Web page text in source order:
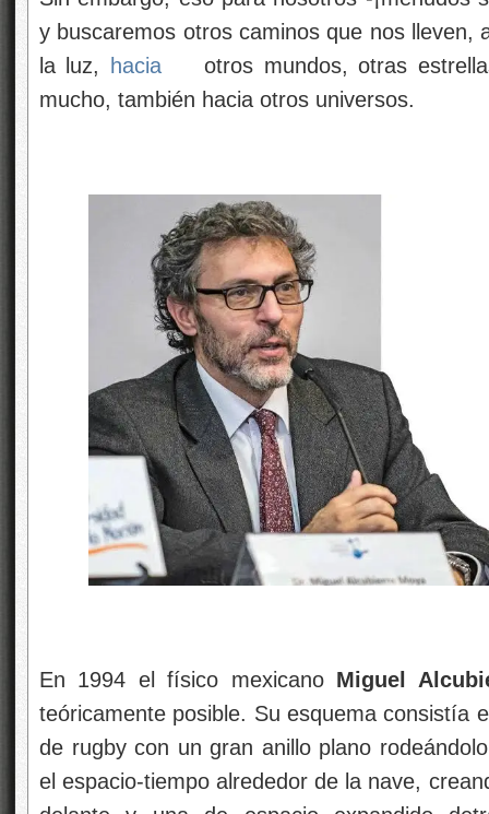
y buscaremos otros caminos que nos lleven,
la luz,
hacia
otros mundos, otras
mucho, también hacia otros universos.
En 1994 el físico mexicanoMiguel
teóricamente posible. Su esquema consistía
de rugby con un gran anillo plano
el espacio-tiempo alrededor de la nave,